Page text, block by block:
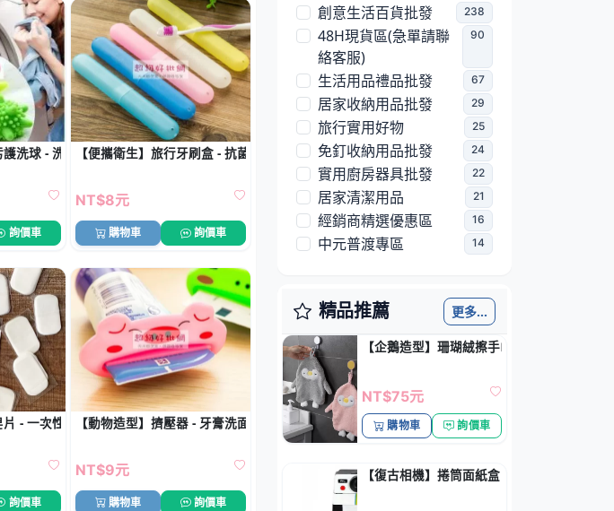
創意生活百貨批發 238
48H現貨區(急單請聯
絡客服)
90
生活用品禮品批發 67
居家收納用品批發 29
旅行實用好物 25
免釘收納用品批發 24
實用廚房器具批發 22
居家清潔用品 21
經銷商精選優惠區 16
中元普渡專區 14
精品推薦 更多...
【企鵝造型】珊瑚絨擦手巾-超吸水速乾
NT$75元
購物車 詢價車
【復古相機】捲筒面紙盒 - 廁所衛生紙收納盒
護洗球 - 洗衣機清潔球
詢價車
【便攜衛生】旅行牙刷盒 - 抗菌防塵收納套
NT$8元
購物車 詢價車
片 - 一次性肥皂替換裝 (20片)
詢價車
【動物造型】擠壓器 - 牙膏洗面乳節約神器
NT$9元
購物車 詢價車